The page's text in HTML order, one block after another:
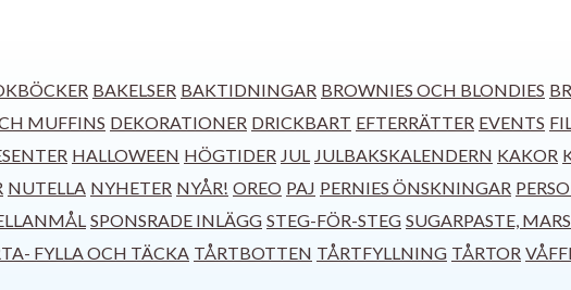
BAKELSER BAKTIDNINGAR BROWNIES OCH BLONDIES
MUFFINS DEKORATIONER DRICKBART EFTERRÄTTER EVENTS
HALLOWEEN HÖGTIDER JUL JULBAKSKALENDERN KAKOR
NUTELLA NYHETER NYÅR! OREO PAJ PERNIES ÖNSKNINGAR
SPONSRADE INLÄGG STEG-FÖR-STEG SUGARPASTE,
FYLLA OCH TÄCKA TÅRTBOTTEN TÅRTFYLLNING TÅRTOR